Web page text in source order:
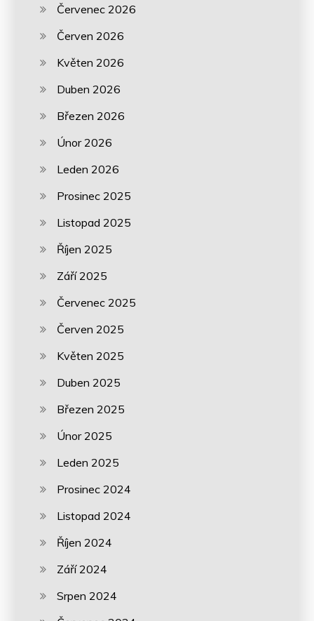
Červenec 2026
Červen 2026
Květen 2026
Duben 2026
Březen 2026
Únor 2026
Leden 2026
Prosinec 2025
Listopad 2025
Říjen 2025
Září 2025
Červenec 2025
Červen 2025
Květen 2025
Duben 2025
Březen 2025
Únor 2025
Leden 2025
Prosinec 2024
Listopad 2024
Říjen 2024
Září 2024
Srpen 2024